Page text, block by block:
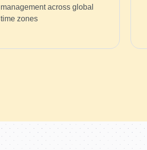
management across global
time zones